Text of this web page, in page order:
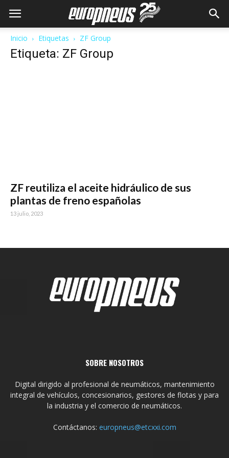
Inicio Etiquetas ZF Group
Etiqueta: ZF Group
ZF reutiliza el aceite hidráulico de sus
plantas de freno españolas
13 julio, 2023
SOBRE NOSOTROS
Digital dirigido al profesional de neumáticos, mantenimiento
integral de vehículos, concesionarios, gestores de flotas y para
la industria y el comercio de neumáticos.
Contáctanos: europneus@etcxxi.com